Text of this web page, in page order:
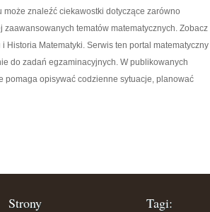
znaleźć ciekawostki dotyczące zarówno
tematów matematycznych. Zobacz
Historia Matematyki. Serwis ten portal matematyczny
do zadań egzaminacyjnych. W publikowanych
pomaga opisywać codzienne sytuacje, planować
Strony Tagi: